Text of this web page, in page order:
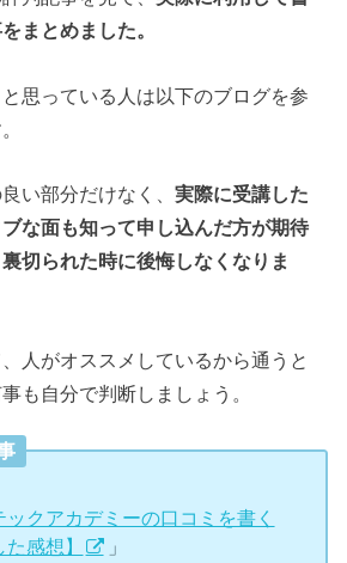
まとめました。
思っている人は以下のブログを参
い部分だけなく、実際に受講した
な面も知って申し込んだ方が期待
切られた時に後悔しなくなりま
人がオススメしているから通うと
も自分で判断しましょう。
ックアカデミーの口コミを書く
感想】
」